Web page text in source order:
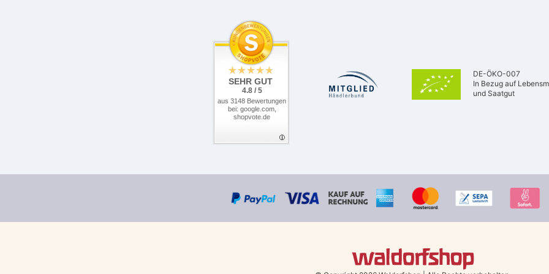
SEHR GUT
4.8 / 5
aus 3148 Bewertungen
bei: google.com,
shopvote.de
DE-ÖKO-007
In Bezug auf
und Saatgut